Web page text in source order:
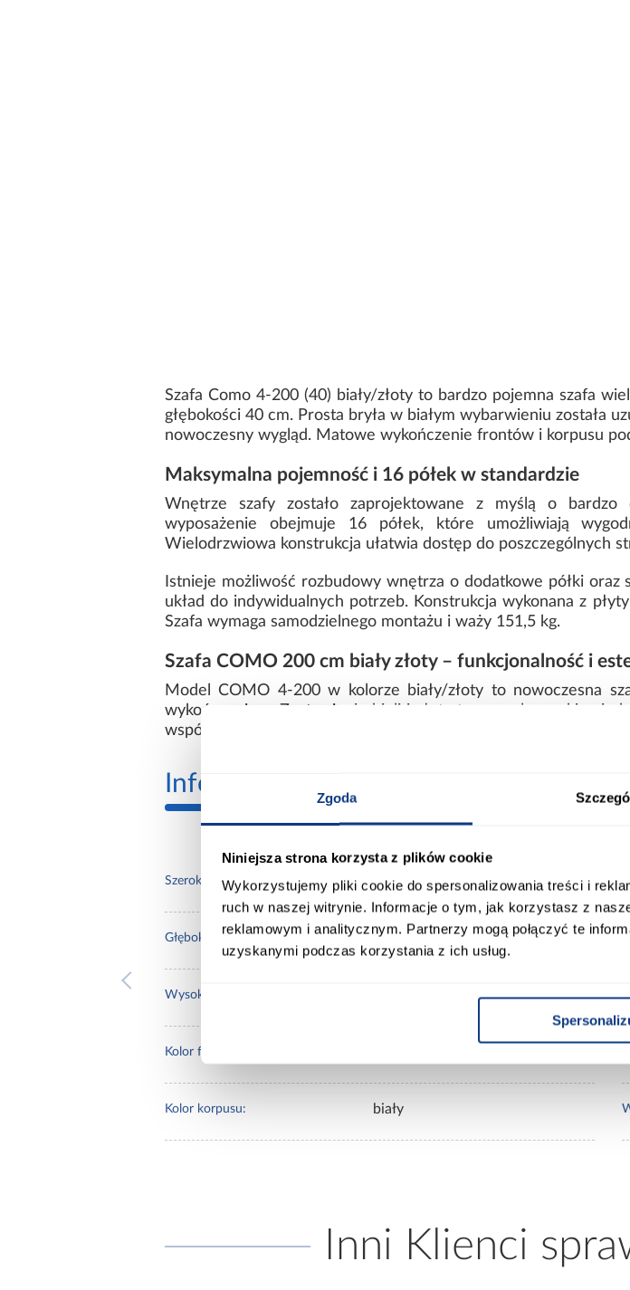
Zgoda
Niniejsza strona korzysta z plików cookie
Wykorzystujemy pliki cookie do spersonalizowania treści i
ruch w naszej witrynie. Informacje o tym, jak korzystasz z
reklamowym i analitycznym. Partnerzy mogą połączyć te
uzyskanymi podczas korzystania z ich usług.
Szafa Como 4-200 (40) biały/złoty to bardzo pojemna szafa
głębokości 40 cm. Prosta bryła w białym wybarwieniu została
nowoczesny wygląd. Matowe wykończenie frontów i korpusu
Maksymalna pojemność i 16 półek w standardzie
Wnętrze szafy zostało zaprojektowane z myślą o bardzo
wyposażenie obejmuje 16 półek, które umożliwiają
Wielodrzwiowa konstrukcja ułatwia dostęp do poszczególnych
Istnieje możliwość rozbudowy wnętrza o dodatkowe półki
układ do indywidualnych potrzeb. Konstrukcja wykonana z
Szafa wymaga samodzielnego montażu i waży 151,5 kg.
Szafa COMO 200 cm biały złoty – funkcjonalność i
Model COMO 4-200 w kolorze biały/złoty to nowoczesna
wykończeniem. Zestawienie bieli i złota tworzy elegancki, a
współczesne aranżacje.
Informacje Informacje o
Szerokość [cm]: 200.00
Głębokość [cm]: 40.00
Wysokość [cm]:
Kolor frontów:
Kolor korpusu: biały
Inni Klienci